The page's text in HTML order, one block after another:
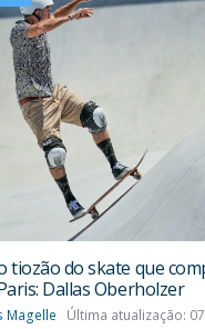
tiozão do skate que
Dallas Oberholzer
Magelle Última atualização: